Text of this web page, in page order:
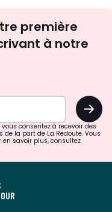
première
à notre
OK
consentez à recevoir des
la part de La Redoute. Vous
en savoir plus, consultez